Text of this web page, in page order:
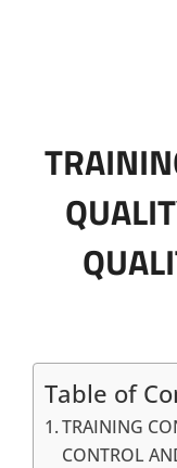
Table of
TRAINING
CONTROL